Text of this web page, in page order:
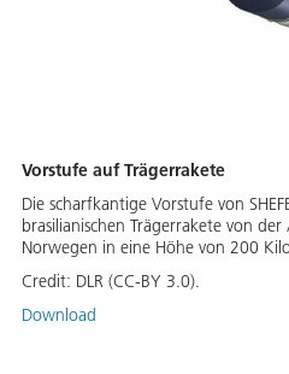
Vorstufe auf Trägerrakete
Die scharfkantige Vorstufe von
brasilianischen Trägerrakete von
Norwegen in eine Höhe von 200
Credit: DLR (CC-BY 3.0).
Download